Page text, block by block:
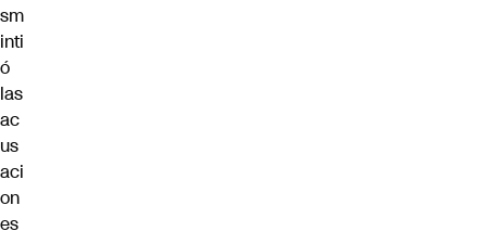
sm
inti
ó
las
ac
us
aci
on
es